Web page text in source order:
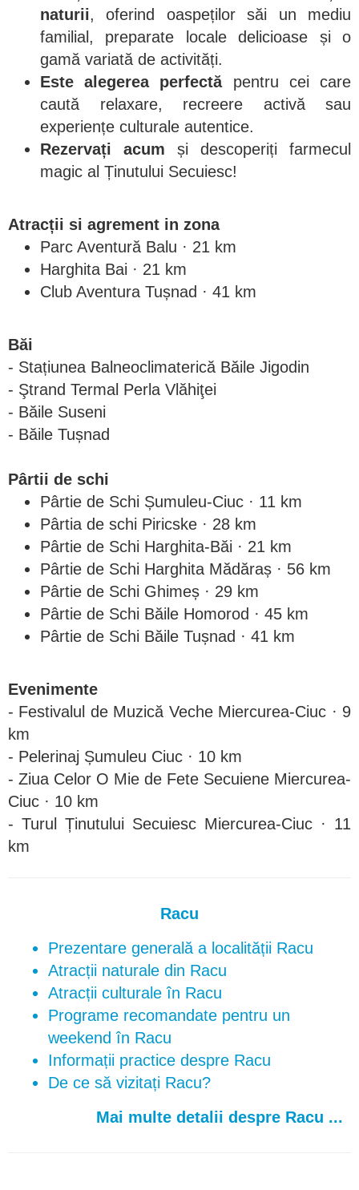
naturii, oferind oaspeților săi un mediu
familial, preparate locale delicioase și o
gamă variată de activități.
Este alegerea perfectăpentru cei care
caută relaxare, recreere activă sau
experiențe culturale autentice.
Rezervați acum și descoperiți farmecul
magic al Ținutului Secuiesc!
Atracții si agrement in zona
Parc Aventură Balu · 21 km
Harghita Bai · 21 km
Club Aventura Tușnad · 41 km
Băi
- Stațiunea Balneoclimaterică Băile Jigodin
- Ştrand Termal Perla Vlăhiţei
- Băile Suseni
- Băile Tușnad
Pârtii de schi
Pârtie de Schi Șumuleu-Ciuc · 11 km
Pârtia de schi Piricske · 28 km
Pârtie de Schi Harghita-Băi · 21 km
Pârtie de Schi Harghita Mădăraș · 56 km
Pârtie de Schi Ghimeș · 29 km
Pârtie de Schi Băile Homorod · 45 km
Pârtie de Schi Băile Tușnad · 41 km
Evenimente
- Festivalul de Muzică Veche Miercurea-Ciuc · 9
km
- Pelerinaj Șumuleu Ciuc · 10 km
- Ziua Celor O Mie de Fete Secuiene Miercurea-
Ciuc · 10 km
- Turul Ținutului Secuiesc Miercurea-Ciuc · 11
km
Racu
Prezentare generală a localității Racu
Atracții naturale din Racu
Atracții culturale în Racu
Programe recomandate pentru un
weekend în Racu
Informații practice despre Racu
De ce să vizitați Racu?
Mai multe detalii despre Racu ...